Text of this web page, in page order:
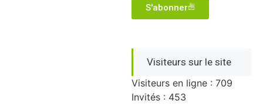
S'abonner
Visiteurs sur le site
Visiteurs en ligne : 709
Invités : 453